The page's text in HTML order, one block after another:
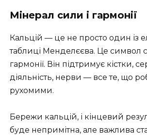
Мінерал сили і гармонії
Кальцій — це не просто один із
таблиці Менделєєва. Це символ
гармонії. Він підтримує кістки,
діяльність, нерви — все те, що
рухомими.
Бережи кальцій, і кінцевий
буде непримітна, але важлива